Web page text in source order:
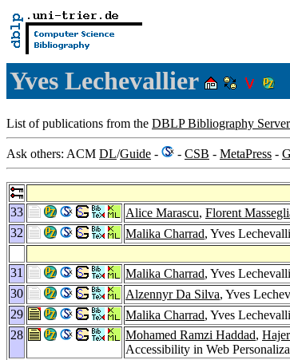
Yves Lechevallier
List of publications from the DBLP Bibliography Server
Ask others: ACM DL/Guide - - CSB - MetaPress -
33
Alice Marascu, Florent
32
Malika Charrad, Yves
31
Malika Charrad, Yves
30
Alzennyr Da Silva, Yves
29
Malika Charrad, Yves
28
Mohamed Ramzi Haddad,
Accessibility in Web